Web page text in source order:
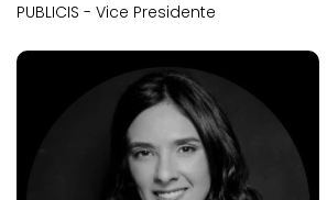
PUBLICIS - Vice Presidente